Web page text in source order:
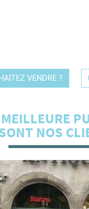
VENDRE ?
NOS